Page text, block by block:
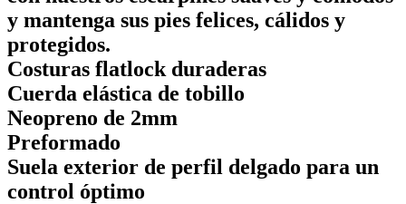
y mantenga sus pies felices, cálidos y
protegidos.
Costuras flatlock duraderas
Cuerda elástica de tobillo
Neopreno de 2mm
Preformado
Suela exterior de perfil delgado para un
control óptimo